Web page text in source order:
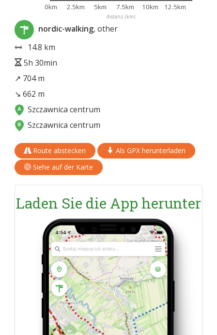
distanz (km)
0km 2.5km 5km 7.5km 10km 12.5km
nordic-walking, other
14.8 km
5h 30min
↗ 704 m
↘ 662 m
Szczawnica centrum
Szczawnica centrum
Route abstecken
Als GPX herunterladen
Siehe auf der Karte
Laden Sie die App herunter